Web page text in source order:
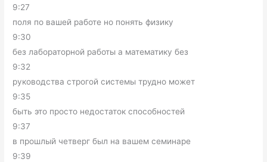
9:27
поля по вашей работе но понять физику
9:30
без лабораторной работы а математику без
9:32
руководства строгой системы трудно может
9:35
быть это просто недостаток способностей
9:37
в прошлый четверг был на вашем семинаре
9:39